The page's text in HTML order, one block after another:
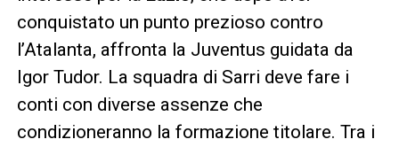
conquistato un punto prezioso contro
l’Atalanta, affronta la Juventus guidata da
Igor Tudor. La squadra di Sarri deve fare i
conti con diverse assenze che
condizioneranno la formazione titolare. Tra i